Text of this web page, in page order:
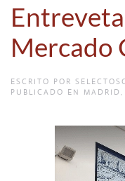
Mercado
ESCRITO POR
PUBLICADO EN MADRID